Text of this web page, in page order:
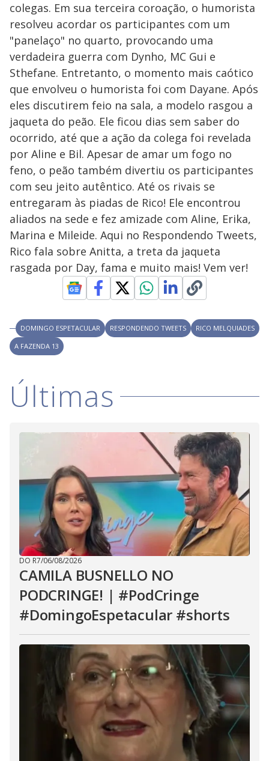
colegas. Em sua terceira coroação, o humorista
resolveu acordar os participantes com um
"panelaço" no quarto, provocando uma
verdadeira guerra com Dynho, MC Gui e
Sthefane. Entretanto, o momento mais caótico
que envolveu o humorista foi com Dayane. Após
eles discutirem feio na sala, a modelo rasgou a
jaqueta do peão. Ele ficou dias sem saber do
ocorrido, até que a ação da colega foi revelada
por Aline e Bil. Apesar de amar um fogo no
feno, o peão também divertiu os participantes
com seu jeito autêntico. Até os rivais se
entregaram às piadas de Rico! Ele encontrou
aliados na sede e fez amizade com Aline, Erika,
Marina e Mileide. Aqui no Respondendo Tweets,
Rico fala sobre Anitta, a treta da jaqueta
rasgada por Day, fama e muito mais! Vem ver!
DOMINGO ESPETACULAR RESPONDENDO TWEETS
RICO MELQUIADES
A FAZENDA 13
Últimas
DO R7/06/08/2026
CAMILA BUSNELLO NO
PODCRINGE! | #PodCringe
#DomingoEspetacular #shorts